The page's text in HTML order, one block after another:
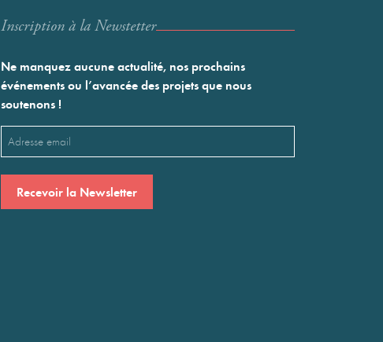
Inscription à la Newstetter
Ne manquez aucune actualité, nos prochains
événements ou l’avancée des projets que nous
soutenons !
Email
(Nécessaire)